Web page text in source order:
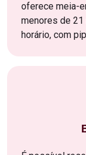
oferece meia-
menores de
horário, com